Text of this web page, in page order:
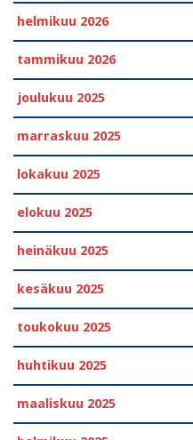
helmikuu 2026
tammikuu 2026
joulukuu 2025
marraskuu 2025
lokakuu 2025
elokuu 2025
heinäkuu 2025
kesäkuu 2025
toukokuu 2025
huhtikuu 2025
maaliskuu 2025